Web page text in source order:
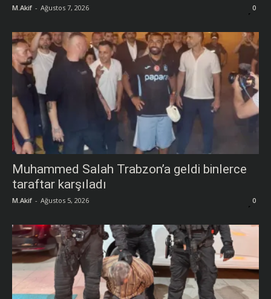
M.Akif - Ağustos 7, 2026 0
Muhammed Salah Trabzon’a geldi binlerce
taraftar karşıladı
M.Akif - Ağustos 5, 2026 0